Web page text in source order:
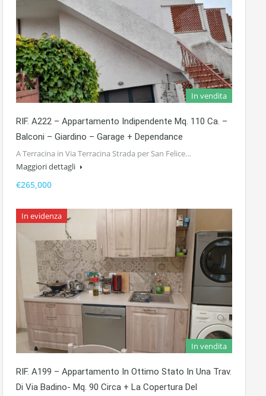
In vendita
RIF. A222 – Appartamento Indipendente Mq. 110 Ca. –
Balconi – Giardino – Garage + Dependance
A Terracina in Via Terracina Strada per San Felice…
Maggiori dettagli
€265,000
In evidenza
In vendita
RIF. A199 – Appartamento In Ottimo Stato In Una Trav.
Di Via Badino- Mq. 90 Circa + La Copertura Del